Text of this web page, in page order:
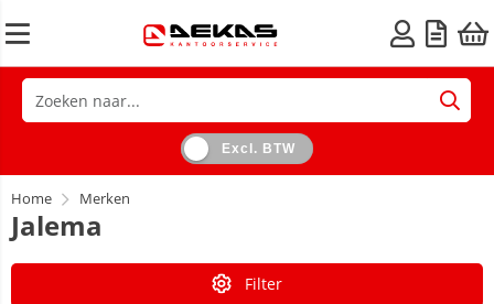
Excl. BTW
Home Merken
Jalema
Filter